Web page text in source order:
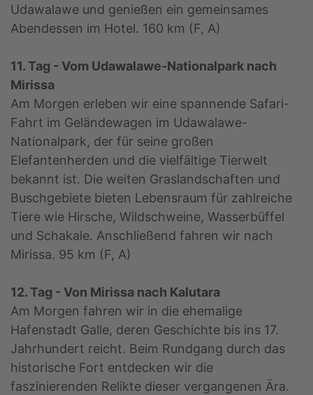
Udawalawe und genießen ein gemeinsames
Abendessen im Hotel. 160 km (F, A)
11. Tag - Vom Udawalawe-Nationalpark nach
Mirissa
Am Morgen erleben wir eine spannende Safari-
Fahrt im Geländewagen im Udawalawe-
Nationalpark, der für seine großen
Elefantenherden und die vielfältige Tierwelt
bekannt ist. Die weiten Graslandschaften und
Buschgebiete bieten Lebensraum für zahlreiche
Tiere wie Hirsche, Wildschweine, Wasserbüffel
und Schakale. Anschließend fahren wir nach
Mirissa. 95 km (F, A)
12. Tag - Von Mirissa nach Kalutara
Am Morgen fahren wir in die ehemalige
Hafenstadt Galle, deren Geschichte bis ins 17.
Jahrhundert reicht. Beim Rundgang durch das
historische Fort entdecken wir die
faszinierenden Relikte dieser vergangenen Ära.